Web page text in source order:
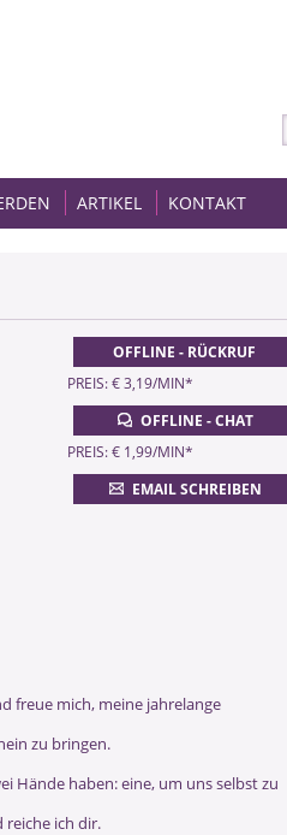
ARTIKEL KONTAKT
OFFLINE - RÜCKRUF
PREIS: € 3,19/MIN*
OFFLINE - CHAT
PREIS: € 1,99/MIN*
EMAIL SCHREIBEN
freue mich, meine jahrelange
zu bringen.
Hände haben: eine, um uns selbst zu
reiche ich dir.